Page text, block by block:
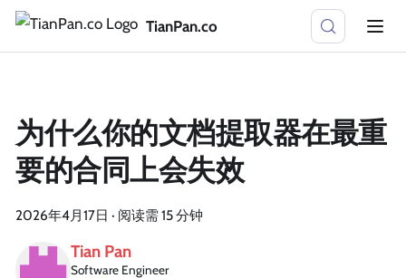
TianPan.co
为什么你的文档提取器在最重
要的合同上会失效
2026年4月17日 · 阅读需 15 分钟
Tian Pan
Software Engineer